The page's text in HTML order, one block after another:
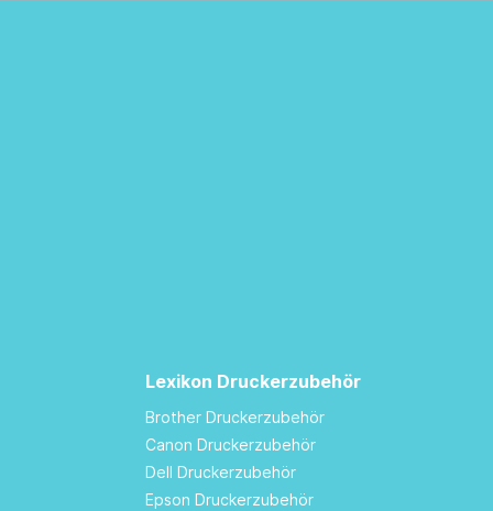
Lexikon Druckerzubehör
Brother Druckerzubehör
Canon Druckerzubehör
Dell Druckerzubehör
Epson Druckerzubehör